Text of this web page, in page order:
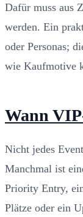
Dafür muss aus
werden. Ein
oder Personas;
wie Kaufmotive
Wann
Nicht jedes
Manchmal ist
Priority Entry,
Plätze oder ein